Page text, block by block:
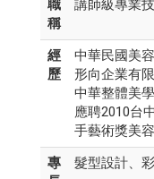
職
稱
講師級專業
經
歷
中華民國美
形向企業有
中華整體美
應聘2010台
手藝術獎美
專
髮型設計、